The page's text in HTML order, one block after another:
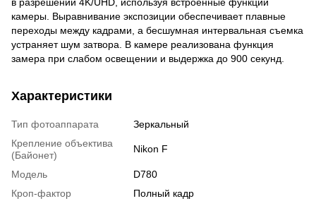
камеры. Выравнивание экспозиции обеспечивает плавные
переходы между кадрами, а бесшумная интервальная съемка
устраняет шум затвора. В камере реализована функция
замера при слабом освещении и выдержка до 900 секунд.
Характеристики
Тип фотоаппарата
Зеркальный
Крепление объектива
(Байонет)
Nikon F
Модель
D780
Кроп-фактор
Полный кадр